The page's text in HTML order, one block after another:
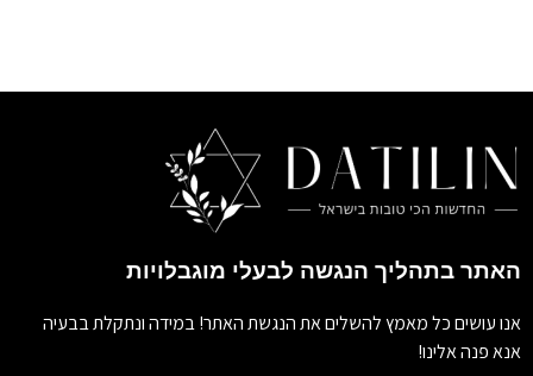
האתר בתהליך הנגשה לבעלי מוגבלויות
אנו עושים כל מאמץ להשלים את הנגשת האתר! במידה ונתקלת בבעיה
אנא פנה אלינו!